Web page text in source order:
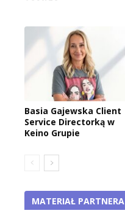
Basia Gajewska Client
Service Directorką w
Keino Grupie
MATERIAŁ PARTNERA